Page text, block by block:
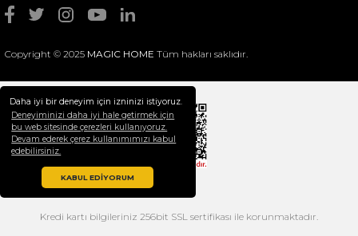
Daha iyi bir deneyim için izninizi istiyoruz.
Deneyiminizi daha iyi hale getirmek için
bu web sitesinde çerezleri kullanıyoruz.
Devam ederek çerez kullanımımızı kabul
edebilirsiniz.
KABUL EDİYORUM
Selim Dekor Chain 15x20 Çerçeve Vizon
1.595,00 TL
Copyright © 2025 MAGIC HOME Tüm hakları saklıdır.
Kredi kartı bilgileriniz 256bit SSL sertifikası ile korunmaktadır.